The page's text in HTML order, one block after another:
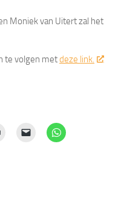
Moniek van Uitert zal het
te volgen metdeze link.